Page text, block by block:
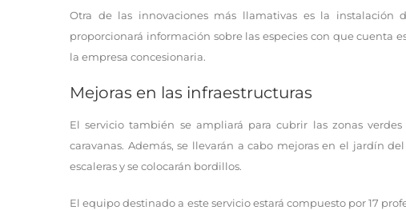
Otra de las innovaciones más llamativas es la instalación
proporcionará información sobre las especies con que cuenta
la empresa concesionaria.
Mejoras en las infraestructuras
El servicio también se ampliará para cubrir las zonas
caravanas. Además, se llevarán a cabo mejoras en el jardín
escaleras y se colocarán bordillos.
El equipo destinado a este servicio estará compuesto por 17